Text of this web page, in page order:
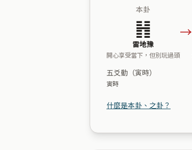
本卦
䷏
雷地豫
開心享受當下，但別玩過頭
→
五爻動（寅時）
寅時
什麼是本卦、之卦？